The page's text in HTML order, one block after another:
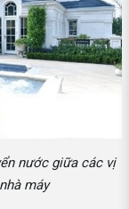
nước giữa các vị
máy